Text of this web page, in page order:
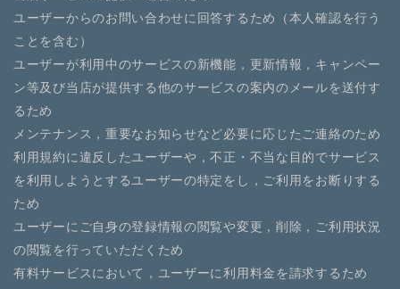
ユーザーからのお問い合わせに回答するため（本人確認を行う
ことを含む）
ユーザーが利用中のサービスの新機能，更新情報，キャンペー
ン等及び当店が提供する他のサービスの案内のメールを送付す
るため
メンテナンス，重要なお知らせなど必要に応じたご連絡のため
利用規約に違反したユーザーや，不正・不当な目的でサービス
を利用しようとするユーザーの特定をし，ご利用をお断りする
ため
ユーザーにご自身の登録情報の閲覧や変更，削除，ご利用状況
の閲覧を行っていただくため
有料サービスにおいて，ユーザーに利用料金を請求するため